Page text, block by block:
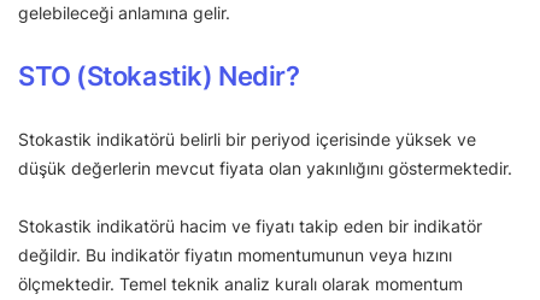
gelebileceği anlamına gelir.
STO (Stokastik) Nedir?
Stokastik indikatörü belirli bir periyod içerisinde yüksek ve
düşük değerlerin mevcut fiyata olan yakınlığını göstermektedir.
Stokastik indikatörü hacim ve fiyatı takip eden bir indikatör
değildir. Bu indikatör fiyatın momentumunun veya hızını
ölçmektedir. Temel teknik analiz kuralı olarak momentum